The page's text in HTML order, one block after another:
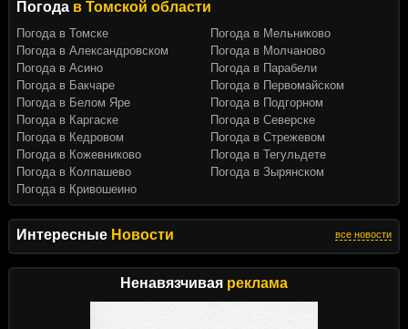
Интересные Новости все новости
Ненавязчивая реклама
Погода в Томской области
Погода в Томске
Погода в Александровском
Погода в Асино
Погода в Бакчаре
Погода в Белом Яре
Погода в Каргаске
Погода в Кедровом
Погода в Кожевниково
Погода в Колпашево
Погода в Кривошеино
Погода в Мельниково
Погода в Молчаново
Погода в Парабели
Погода в Первомайском
Погода в Подгорном
Погода в Северске
Погода в Стрежевом
Погода в Тегульдете
Погода в Зырянском